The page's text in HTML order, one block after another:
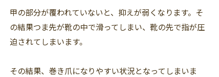
甲の部分が覆われていないと、抑えが弱くなります。そ
の結果つま先が靴の中で滑ってしまい、靴の先で指が圧
迫されてしまいます。
その結果、巻き爪になりやすい状況となってしまいま